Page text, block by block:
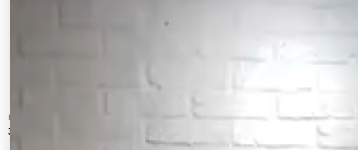
UN3D.
3WAY KNIT CAMISOLE
Ungrid
ホルターネックニットキャミソール